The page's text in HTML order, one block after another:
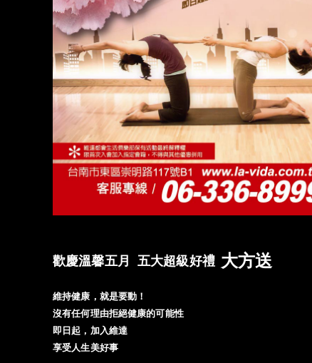
歡慶溫馨五月 五大超級好禮 大方送
維持健康，就是要動！
沒有任何理由拒絕健康的可能性
即日起，加入維達
享受人生美好事